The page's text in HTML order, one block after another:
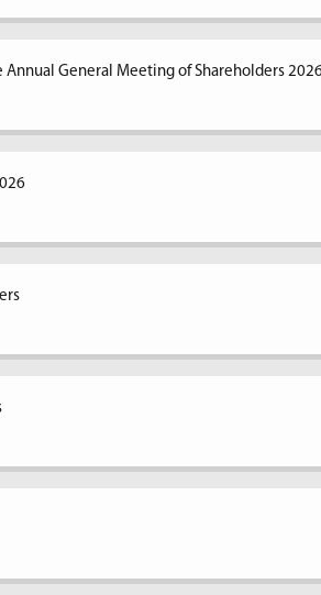
General Meeting of Shareholders